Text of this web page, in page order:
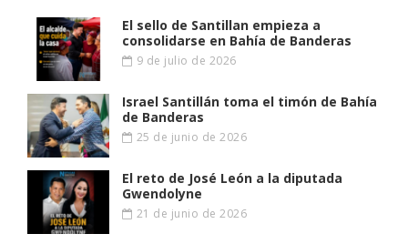
El sello de Santillan empieza a
consolidarse en Bahía de Banderas
9 de julio de 2026
Israel Santillán toma el timón de Bahía
de Banderas
25 de junio de 2026
El reto de José León a la diputada
Gwendolyne
21 de junio de 2026